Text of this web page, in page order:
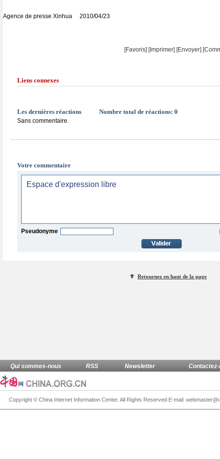
Agence de presse Xinhua 2010/04/23
[Favoris] [Imprimer] [Envoyer]
Liens connexes
Les dernières réactions Nombre total de réactions: 0
Sans commentaire.
Votre commentaire
Pseudonyme
Retournez en haut de la page